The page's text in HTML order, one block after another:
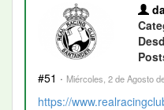
#51 · Miércoles, 2 de Agosto
https://